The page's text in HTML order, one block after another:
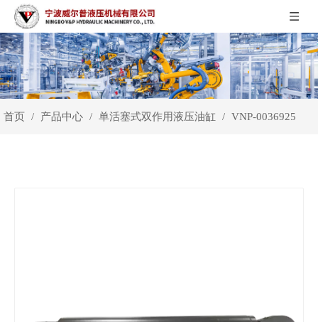
首页 / 产品中心 / 单活塞式双作用液压油缸 / VNP-0036925